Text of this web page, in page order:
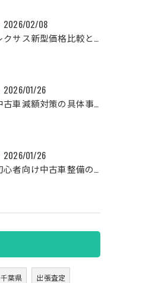
2026/02/08
レクサス新型価格比較と中古車価値
2026/01/26
中古車減額対策の具体事例解説
2026/01/26
初心者向け中古車整備の基本知識
千葉県 出張査定